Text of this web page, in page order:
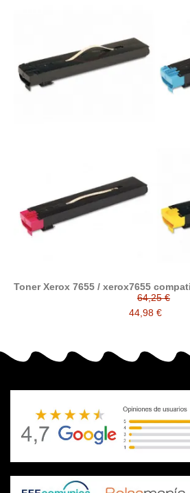
Toner Xerox 7655 / xerox7655
7655 006R01449 / 006R01450 /
64,25 €
44,98 €